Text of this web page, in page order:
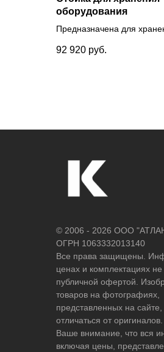
оборудования
Предназначена для
92 920 руб.
© 2006 - 2026 ООО
ОГРН 1063332013140
Все права защищены.
ценах и комплектациях не
публичной офертой.
товаров на фотографиях,
представленных на сайте,
отличаться от
Ваше внимание, что вся
включая цены,